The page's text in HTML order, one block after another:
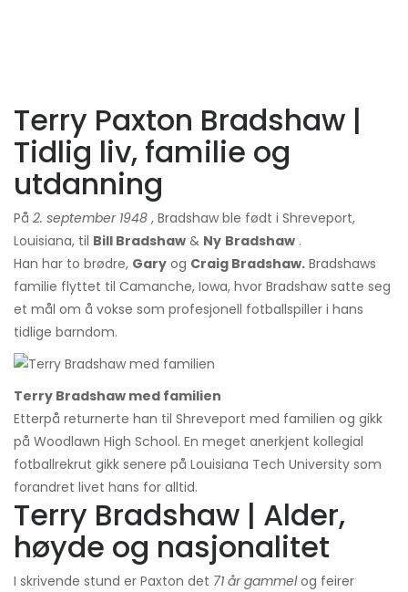
Terry Paxton Bradshaw |
Tidlig liv, familie og
utdanning
På 2. september 1948 , Bradshaw ble født i Shreveport,
Louisiana, til Bill Bradshaw & Ny Bradshaw .
Han har to brødre, Gary og Craig Bradshaw. Bradshaws
familie flyttet til Camanche, Iowa, hvor Bradshaw satte seg
et mål om å vokse som profesjonell fotballspiller i hans
tidlige barndom.
Terry Bradshaw med familien
Etterpå returnerte han til Shreveport med familien og gikk
på Woodlawn High School. En meget anerkjent kollegial
fotballrekrut gikk senere på Louisiana Tech University som
forandret livet hans for alltid.
Terry Bradshaw | Alder,
høyde og nasjonalitet
I skrivende stund er Paxton det 71 år gammelog feirer